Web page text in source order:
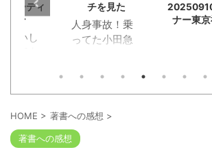
オーディ
ョン
願いし
ず勘違
淑女約
が出版企
概要
チを見た
人身事故！乗
ってた小田急
クンと急ブレ
ーキが段階的
にかかってス
ナー東京
HOME > 著書への感想 >
著書への感想